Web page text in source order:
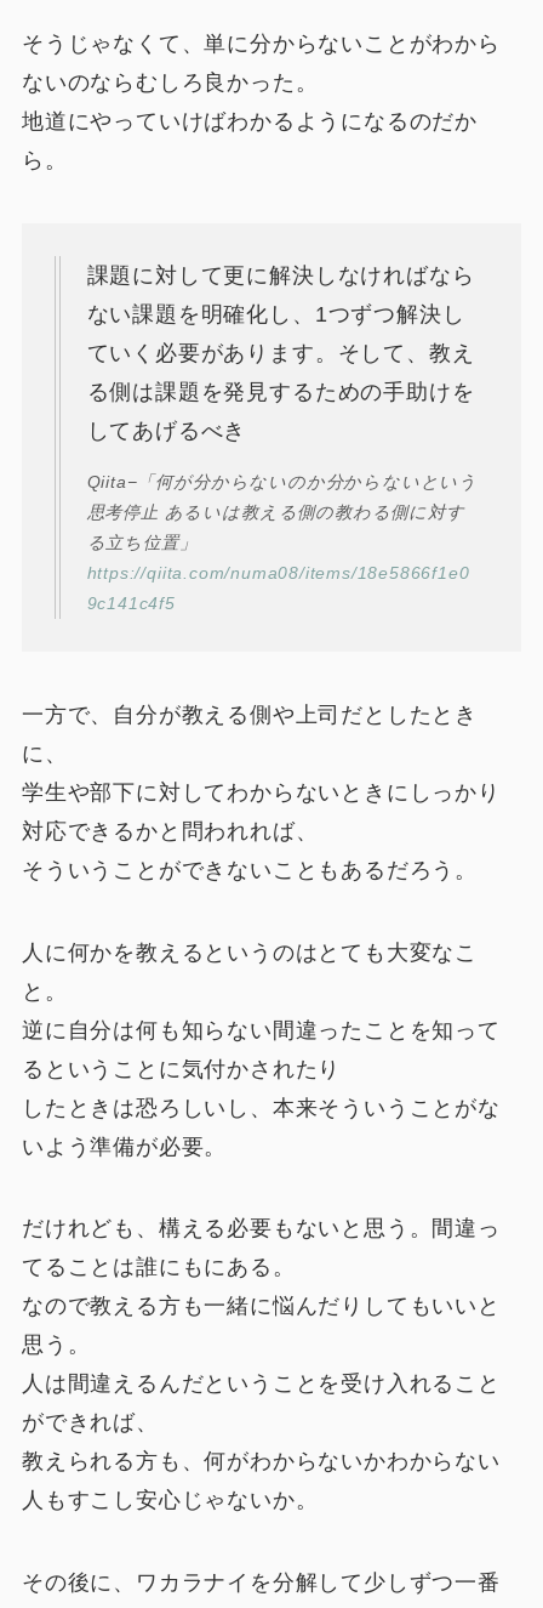
そうじゃなくて、単に分からないことがわから
ないのならむしろ良かった。
地道にやっていけばわかるようになるのだか
ら。
課題に対して更に解決しなければなら
ない課題を明確化し、1つずつ解決し
ていく必要があります。そして、教え
る側は課題を発見するための手助けを
してあげるべき
Qiita−「何が分からないのか分からないという
思考停止 あるいは教える側の教わる側に対す
る立ち位置」
https://qiita.com/numa08/items/18e5866f1e0
9c141c4f5
一方で、自分が教える側や上司だとしたとき
に、
学生や部下に対してわからないときにしっかり
対応できるかと問われれば、
そういうことができないこともあるだろう。
人に何かを教えるというのはとても大変なこ
と。
逆に自分は何も知らない間違ったことを知って
るということに気付かされたり
したときは恐ろしいし、本来そういうことがな
いよう準備が必要。
だけれども、構える必要もないと思う。間違っ
てることは誰にもにある。
なので教える方も一緒に悩んだりしてもいいと
思う。
人は間違えるんだということを受け入れること
ができれば、
教えられる方も、何がわからないかわからない
人もすこし安心じゃないか。
その後に、ワカラナイを分解して少しずつ一番